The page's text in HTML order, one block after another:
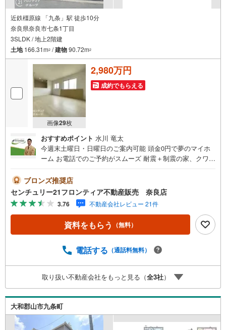
近鉄橿原線 「九条」駅 徒歩10分
奈良県奈良市七条1丁目
3SLDK / 地上2階建
土地166.31m2 /建物90.72m2
画像29枚
2,980万円
成約でもらえる
おすすめポイント 水川 竜太
今週末土曜日・日曜日のご案内可能 頭金0円で夢のマイホ
ーム お電話でのご予約がスムーズ 耐震＋制震の家、クワイ
8分（620m）・JR関西本線「郡山駅」歩32分（2500m）・
六条小学校歩19分（1500m）・京西中学校歩19分（1500
m） 特徴・耐震＋制震の家、クワイエ！制震装置（SAFE3
65）で地震の揺れを抑え、耐震性能を維持・オール電化/LD
K18帖/WIC/2台駐車可/全居室収納/和室 弊社が選ばれる理
由 1.お金の扱い方のプロ、ファイナンシャルプランナーが
門チームあり3.たくさんの銀行と繋がりがあるため、最も
がご提案5.定期的にご連絡を繋ぎ、有事の際に迅速にサポ
ートいたします弊社は専門家同士が連携をとっているた
め、より多くの知見がございます。お気軽にお問合せくだ
さい！
ブロンズ推奨店
センチュリー21フロンティア不動産販売 奈良店
3.76 不動産会社レビュー 21件
資料をもらう （無料）
電話する （通話料無料）
取り扱い不動産会社をもっと見る（全3社）
大和郡山市九条町